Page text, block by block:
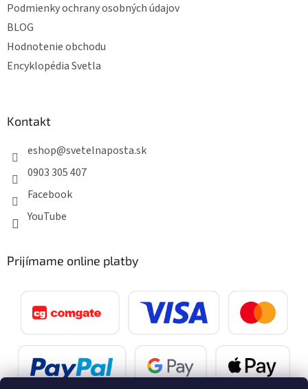
Podmienky ochrany osobných údajov
BLOG
Hodnotenie obchodu
Encyklopédia Svetla
Kontakt
eshop@svetelnaposta.sk
0903 305 407
Facebook
YouTube
Prijímame online platby